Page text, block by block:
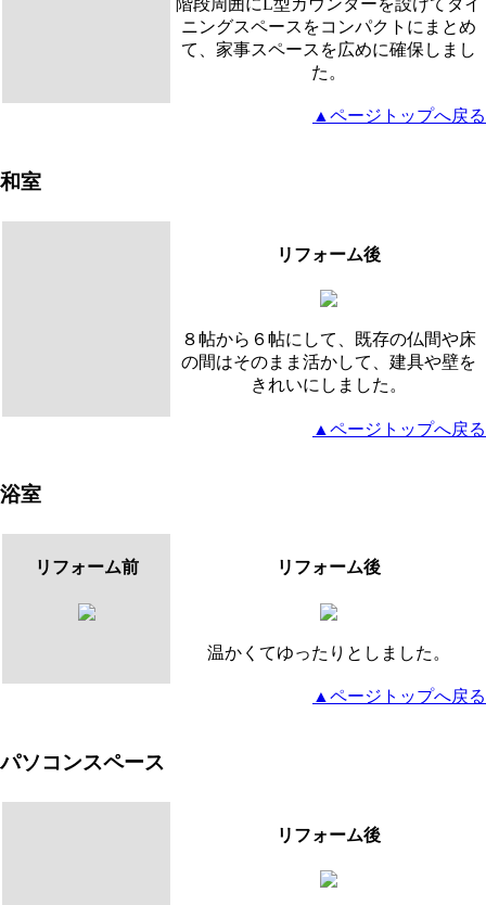
階段周囲にL型カウンターを設けてダイ
ニングスペースをコンパクトにまとめ
て、家事スペースを広めに確保しまし
た。
▲ページトップへ戻る
和室
リフォーム後
８帖から６帖にして、既存の仏間や床
の間はそのまま活かして、建具や壁を
きれいにしました。
▲ページトップへ戻る
浴室
リフォーム前 リフォーム後
温かくてゆったりとしました。
▲ページトップへ戻る
パソコンスペース
リフォーム後